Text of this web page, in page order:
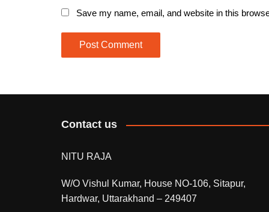
Save my name, email, and website in this
Contact us
NITU RAJA
W/O Vishul Kumar, House NO-106, Sitapur,
Hardwar, Uttarakhand – 249407